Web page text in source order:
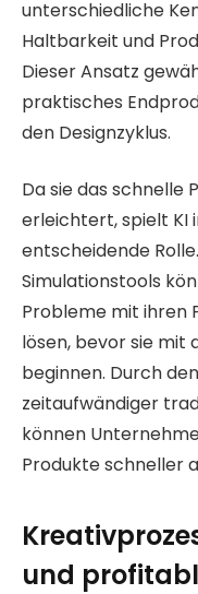
unterschiedliche
Haltbarkeit und
Dieser Ansatz
praktisches
den Designzyklus.
Da sie das schnelle
erleichtert, spielt KI
entscheidende
Simulationstools
Probleme mit ihren
lösen, bevor sie mit
beginnen. Durch
zeitaufwändiger
können
Produkte schneller
und